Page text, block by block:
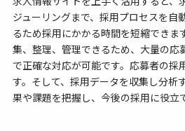
ジューリングまで、採用プロセスを自
るため採用にかかる時間を短縮できま
集、整理、管理できるため、大量の応
で正確な対応が可能です。応募者の採
す。そして、採用データを収集し分析
果や課題を把握し、今後の採用に役立